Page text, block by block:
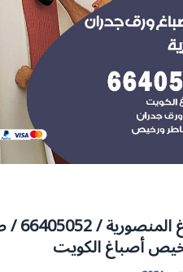
فني صباغ
أصباغ الكويت